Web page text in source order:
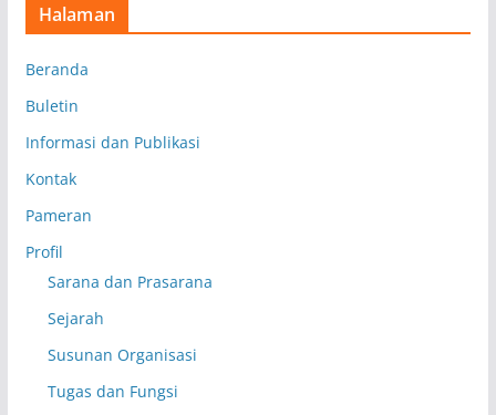
Halaman
Beranda
Buletin
Informasi dan Publikasi
Kontak
Pameran
Profil
Sarana dan Prasarana
Sejarah
Susunan Organisasi
Tugas dan Fungsi